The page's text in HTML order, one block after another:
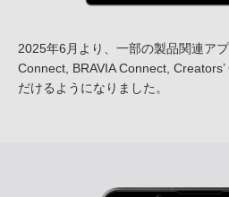
2025年6月より、一部の製品関連ア
Connect, BRAVIA Connect,
だけるようになりました。